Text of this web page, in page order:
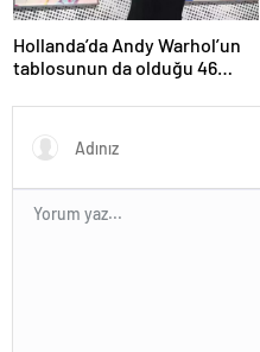
Hollanda’da Andy Warhol’un
tablosunun da olduğu 46